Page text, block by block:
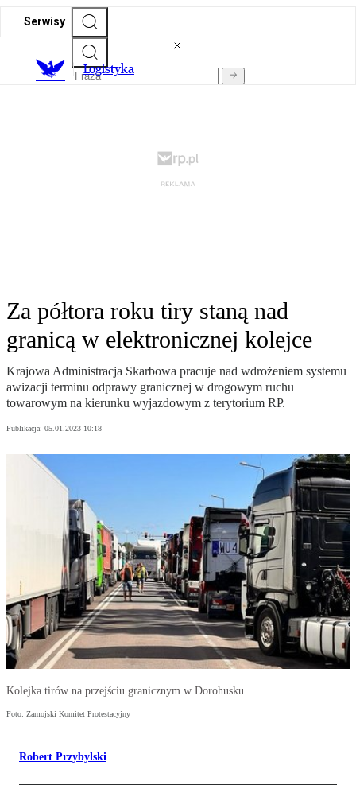
Serwisy
Logistyka
Za półtora roku tiry staną nad
granicą w elektronicznej kolejce
Krajowa Administracja Skarbowa pracuje nad wdrożeniem systemu
awizacji terminu odprawy granicznej w drogowym ruchu
towarowym na kierunku wyjazdowym z terytorium RP.
Publikacja: 05.01.2023 10:18
Kolejka tirów na przejściu granicznym w Dorohusku
Foto: Zamojski Komitet Protestacyjny
Robert Przybylski